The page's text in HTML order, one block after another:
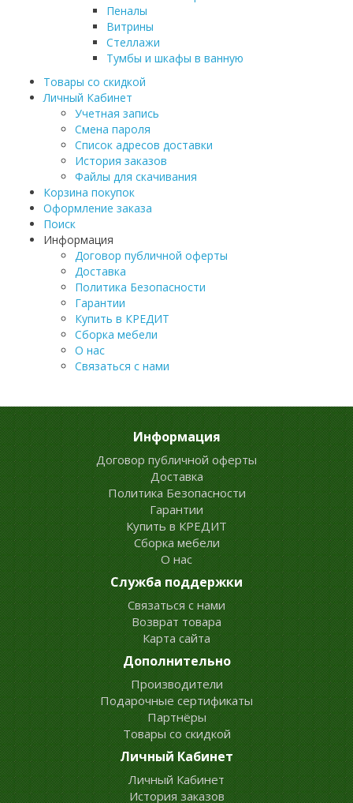
Пеналы
Витрины
Стеллажи
Тумбы и шкафы в ванную
Товары со скидкой
Личный Кабинет
Учетная запись
Смена пароля
Список адресов доставки
История заказов
Файлы для скачивания
Корзина покупок
Оформление заказа
Поиск
Информация
Договор публичной оферты
Доставка
Политика Безопасности
Гарантии
Купить в КРЕДИТ
Сборка мебели
О нас
Связаться с нами
Информация
Договор публичной оферты
Доставка
Политика Безопасности
Гарантии
Купить в КРЕДИТ
Сборка мебели
О нас
Служба поддержки
Связаться с нами
Возврат товара
Карта сайта
Дополнительно
Производители
Подарочные сертификаты
Партнёры
Товары со скидкой
Личный Кабинет
Личный Кабинет
История заказов